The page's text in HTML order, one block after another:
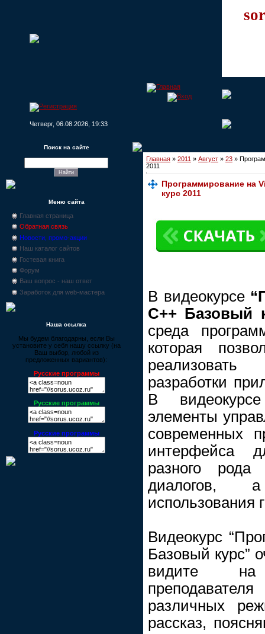
Четверг, 06.08.2026, 19:33
Поиск на сайте
Меню сайта
Главная страница
Обратная связь
Новости, промо-акции
Наш каталог сайтов
Гостевая книга
Форум
Ваш вопрос - наш ответ
Заработок для web-мастера
Наша ссылка
Мы будем благодарны, если Вы
установите у себя нашу ссылку (на
Ваш выбор, любой из
предложенных вариантов):
Русские программы
Русские программы
Русские программы
Главная » 2011 » Август » 23 »
2011
Программирование на
курс 2011
В видеокурсе
C++ Базовый
среда
которая
разработки
В
элементы
современных
интерфейса
разного
диалогов,
использования
Видеокурс
Базовый курс”
видите
различных
рассказ,